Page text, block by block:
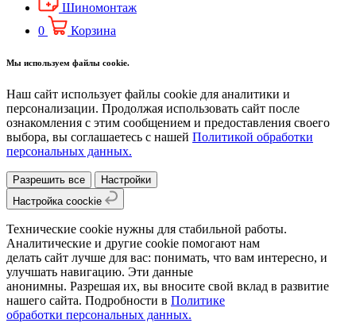
Шиномонтаж
0
Корзина
Мы используем файлы cookie.
Наш сайт использует файлы cookie для аналитики и
персонализации. Продолжая использовать сайт после
ознакомления с этим сообщением и предоставления своего
выбора, вы соглашаетесь с нашей Политикой обработки
персональных данных.
Разрешить все
Настройки
Настройка coockie
Технические cookie нужны для стабильной работы.
Аналитические и другие cookie помогают нам
делать сайт лучше для вас: понимать, что вам интересно, и
улучшать навигацию. Эти данные
анонимны. Разрешая их, вы вносите свой вклад в развитие
нашего сайта. Подробности в Политике
обработки персональных данных.